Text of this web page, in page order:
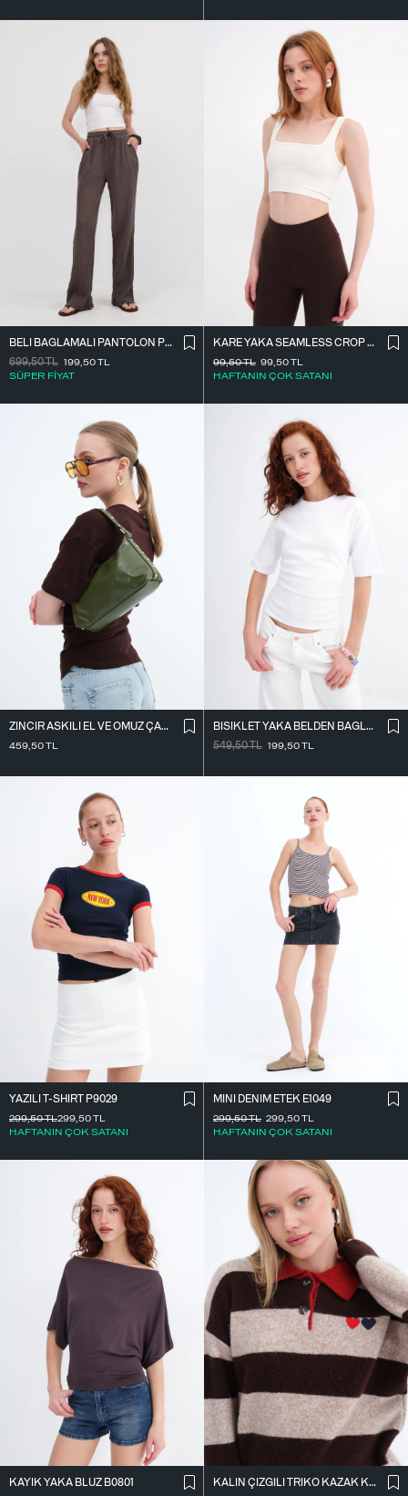
BELI BAĞLAMALI PANTOLON PN7043-PNF
699,50TL 199,50TL
SÜPER FİYAT
KARE YAKA SEAMLESS CROP ATLET A0187-L5
99,50TL
HAFTANIN ÇOK SATANI
99,50TL
ZINCIR ASKILI EL VE OMUZ ÇANTASI Ç39
459,50TL
BISIKLET YAKA BELDEN BAĞLAMALI T-SHIRT P261071
549,50TL 199,50TL
YAZILI T-SHIRT P9029
299,50TL
HAFTANIN ÇOK SATANI
299,50TL
MINI DENIM ETEK E1049
299,50TL
HAFTANIN ÇOK SATANI
299,50TL
KAYIK YAKA BLUZ B0801
KALIN ÇIZGILI TRIKO KAZAK K7790